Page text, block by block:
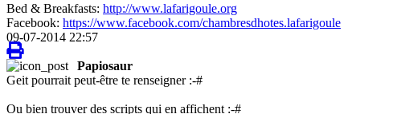
Bed & Breakfasts: http://www.lafarigoule.org
Facebook: https://www.facebook.com/chambresdhotes.lafarigoule
09-07-2014 22:57
Papiosaur
Geit pourrait peut-être te renseigner :-#
Ou bien trouver des scripts qui en affichent :-#